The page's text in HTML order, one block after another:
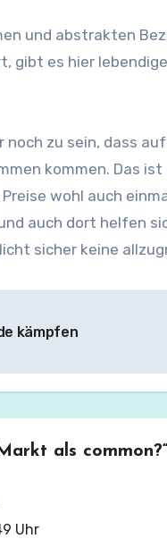
und abstrakten
gibt es hier
zu sein, dass
kommen. Das
wohl auch
auch dort helfen
sicher keine
kämpfen
als common?“
Uhr